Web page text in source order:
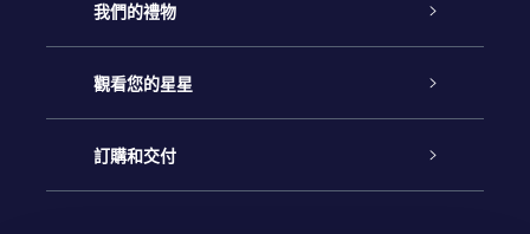
客戶服務
聯繫我們
博客
我們的禮物
Online Star禮物
OSR禮物包
觀看您的星星
星星注册
訂購和交付